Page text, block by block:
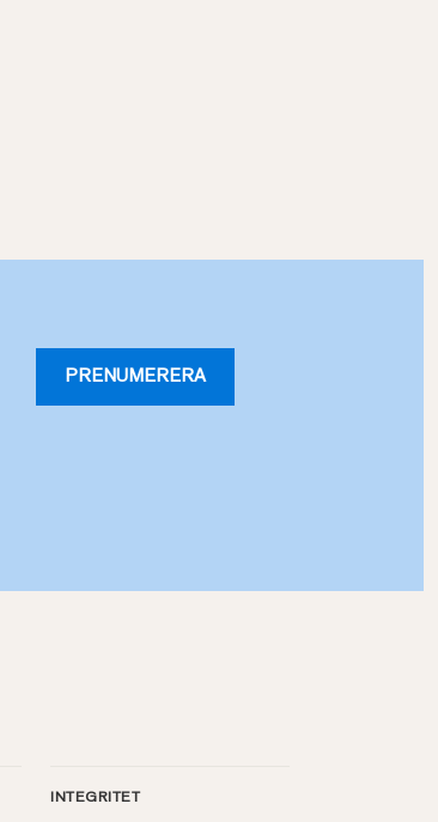
PRENUMERERA
INTEGRITET